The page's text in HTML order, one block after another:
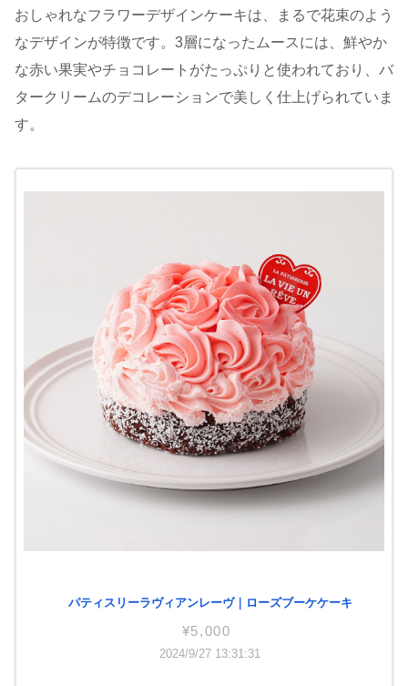
おしゃれなフラワーデザインケーキは、まるで花束のよう
なデザインが特徴です。3層になったムースには、鮮やか
な赤い果実やチョコレートがたっぷりと使われており、バ
タークリームのデコレーションで美しく仕上げられていま
す。
パティスリーラヴィアンレーヴ｜ローズブーケケーキ
¥5,000
2024/9/27 13:31:31